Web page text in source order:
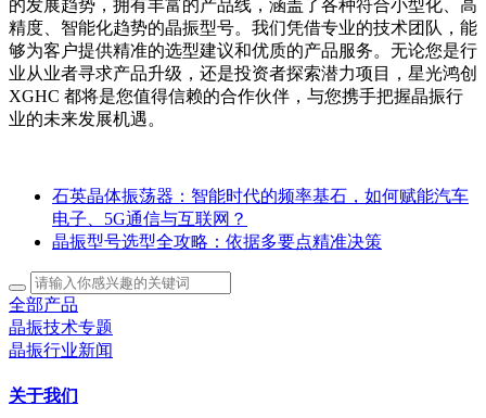
的发展趋势，拥有丰富的产品线，涵盖了各种符合小型化、高
精度、智能化趋势的晶振型号。我们凭借专业的技术团队，能
够为客户提供精准的选型建议和优质的产品服务。无论您是行
业从业者寻求产品升级，还是投资者探索潜力项目，星光鸿创
XGHC 都将是您值得信赖的合作伙伴，与您携手把握晶振行
业的未来发展机遇。
石英晶体振荡器：智能时代的频率基石，如何赋能汽车
电子、5G通信与互联网？
晶振型号选型全攻略：依据多要点精准决策
全部产品
晶振技术专题
晶振行业新闻
关于我们